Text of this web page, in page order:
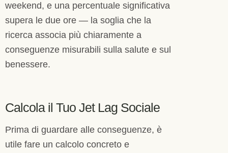
weekend, e una percentuale significativa
supera le due ore — la soglia che la
ricerca associa più chiaramente a
conseguenze misurabili sulla salute e sul
benessere.
Calcola il Tuo Jet Lag Sociale
Prima di guardare alle conseguenze, è
utile fare un calcolo concreto e